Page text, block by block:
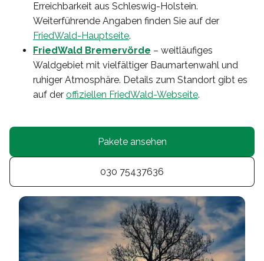
Erreichbarkeit aus Schleswig-Holstein.
Weiterführende Angaben finden Sie auf der
FriedWald-Hauptseite.
FriedWald Bremervörde – weitläufiges
Waldgebiet mit vielfältiger Baumartenwahl und
ruhiger Atmosphäre. Details zum Standort gibt es
auf der offiziellen FriedWald-Webseite.
Pakete ansehen
030 75437636